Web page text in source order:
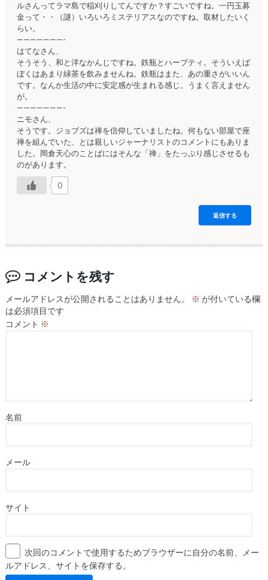
ルさんってラマ島で稲刈りしてんですか？すごいですね。一円玉募
金って・・（謎）いろいろミステリアスなのですね。取材したいく
らい。
———————-
はてなさん、
そうそう、和と洋なかんじですね。鉄瓶とハーブティ。そういえば
ぼくはあまり緑茶を飲みませんね。鉄瓶はまた、あの重さがいいん
です。なんか生活の中に安定感が生まれる感じ。うまく言えません
が。
———————-
ニモさん、
そうです。ジョブズは禅を信仰していましたね。何もない部屋で座
禅を組んでいた、とは親しいジャーナリストのコメントにもありま
した。岡倉天心のことばにはそんな「禅」をたっぷり感じさせるも
のがあります。
0
返信する
コメントを残す
メールアドレスが公開されることはありません。 ※ が付いている欄
は必須項目です
コメント ※
名前
メール
サイト
次回のコメントで使用するためブラウザーに自分の名前、メー
ルアドレス、サイトを保存する。